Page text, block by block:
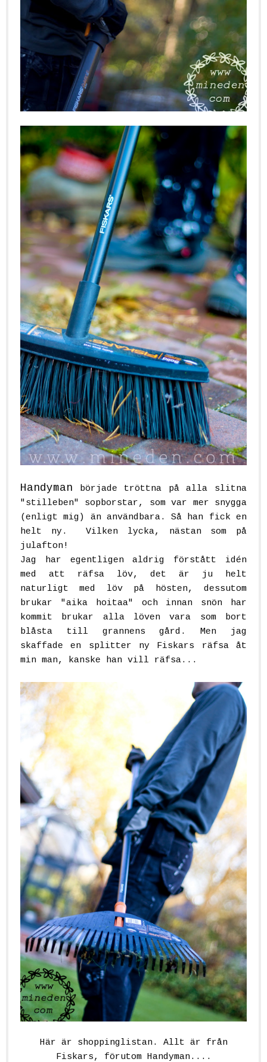
Handyman började tröttna på alla slitna
"stilleben" sopborstar, som var mer snygga
(enligt mig) än användbara. Så han fick en
helt ny. Vilken lycka, nästan som på
julafton!
Jag har egentligen aldrig förstått idén
med att räfsa löv, det är ju helt
naturligt med löv på hösten, dessutom
brukar "aika hoitaa" och innan snön har
kommit brukar alla löven vara som bort
blåsta till grannens gård. Men jag
skaffade en splitter ny Fiskars räfsa åt
min man, kanske han vill räfsa...
Här är shoppinglistan. Allt är från
Fiskars, förutom Handyman....